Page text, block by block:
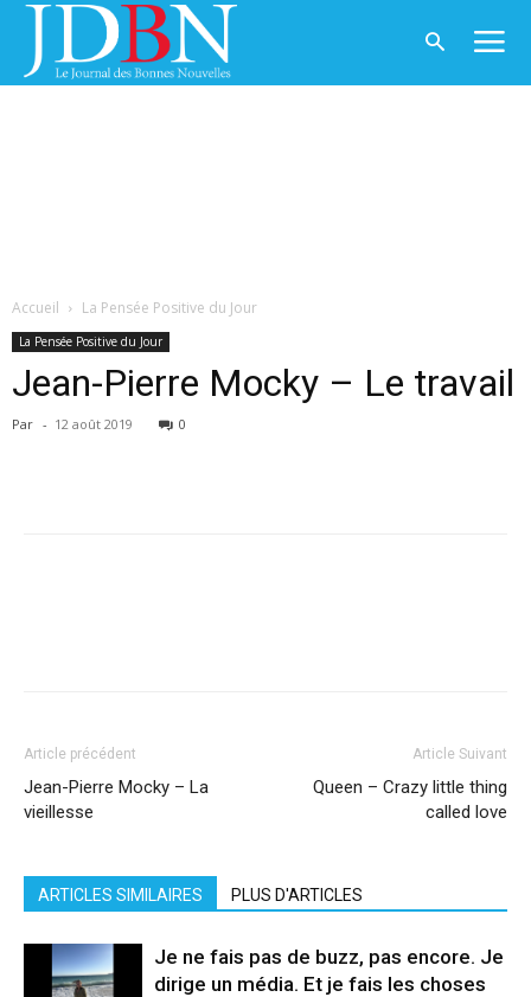
Accueil La Pensée Positive du Jour
La Pensée Positive du Jour
Jean-Pierre Mocky – Le travail
Par - 12 août 2019 0
Article précédent
Jean-Pierre Mocky – La
vieillesse
Article Suivant
Queen – Crazy little thing
called love
ARTICLES SIMILAIRES PLUS D'ARTICLES
Je ne fais pas de buzz, pas encore. Je
dirige un média. Et je fais les choses